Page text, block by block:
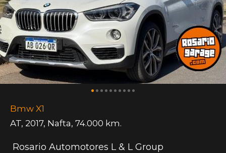
Bmw X1
AT, 2017, Nafta, 74.000 km.
Rosario Automotores L & L Group